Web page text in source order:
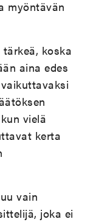
myöntävän
koska
aina edes
vielä
kerta
vain
joka ei